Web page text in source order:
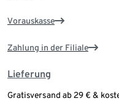
Vorauskasse
Zahlung in der Filiale
Lieferung
Gratisversand ab 29 € &